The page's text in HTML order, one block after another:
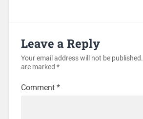
Leave a Reply
Your email address will not be published.
are marked *
Comment *